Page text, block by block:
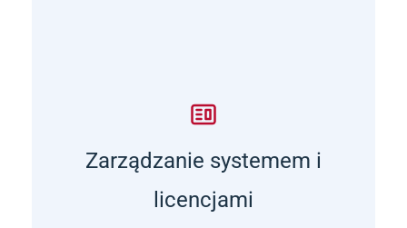
Zarządzanie systemem i
licencjami